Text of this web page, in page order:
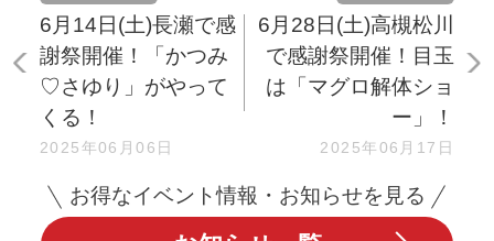
6月14日(土)長瀬で感
謝祭開催！「かつみ
♡さゆり」がやって
くる！
2025年06月06日
6月28日(土)高槻松川
で感謝祭開催！目玉
は「マグロ解体ショ
ー」！
2025年06月17日
お得なイベント情報・お知らせを見る